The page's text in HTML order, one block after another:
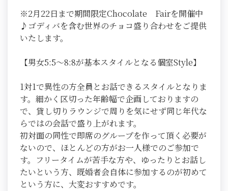
※2月22日まで期間限定Chocolate Fairを開催中
♪ゴディバを含む世界のチョコ盛り合わせをご提供
いたします。
【男女5:5～8:8が基本スタイルとなる個室Style】
1対1で異性の方全員とお話できるスタイルとなりま
す。細かく区切った年齢幅で企画しておりますの
で、貸し切りラウンジで周りを気にせず同じ年代な
らではの会話で盛り上がれます。
初対面の同性で即席のグループを作って頂く必要が
ないので、ほとんどの方がお一人様でのご参加で
す。フリータイムが苦手な方や、ゆったりとお話し
たいという方、既婚者会自体に参加するのが初めて
という方に、大変おすすめです。